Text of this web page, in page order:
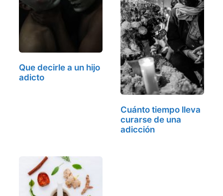
Que decirle a un hijo
adicto
Cuánto tiempo lleva
curarse de una
adicción